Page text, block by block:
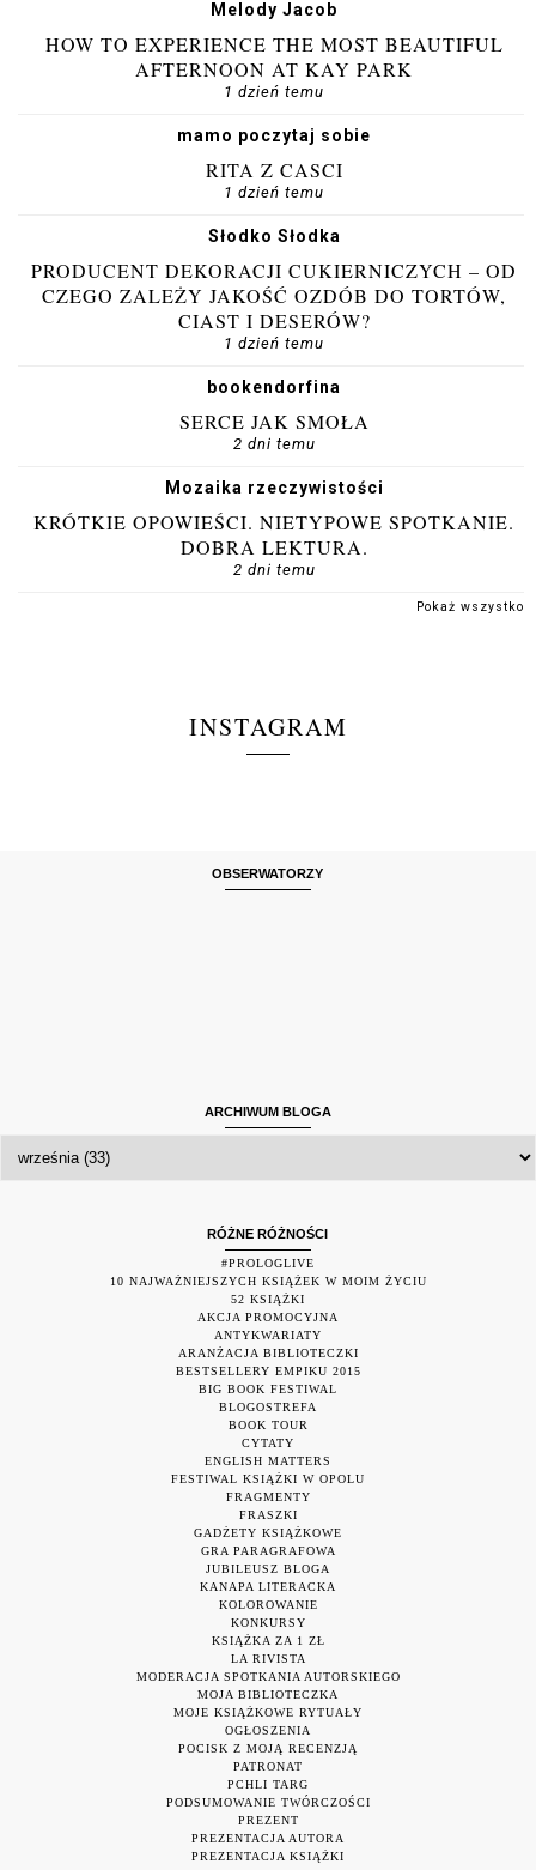
Melody Jacob
HOW TO EXPERIENCE THE MOST BEAUTIFUL
AFTERNOON AT KAY PARK
1 dzień temu
mamo poczytaj sobie
RITA Z CASCI
1 dzień temu
Słodko Słodka
PRODUCENT DEKORACJI CUKIERNICZYCH – OD
CZEGO ZALEŻY JAKOŚĆ OZDÓB DO TORTÓW,
CIAST I DESERÓW?
1 dzień temu
bookendorfina
SERCE JAK SMOŁA
2 dni temu
Mozaika rzeczywistości
KRÓTKIE OPOWIEŚCI. NIETYPOWE SPOTKANIE.
DOBRA LEKTURA.
2 dni temu
Pokaż wszystko
INSTAGRAM
OBSERWATORZY
ARCHIWUM BLOGA
RÓŻNE RÓŻNOŚCI
#PROLOGLIVE
10 NAJWAŻNIEJSZYCH KSIĄŻEK W MOIM ŻYCIU
52 KSIĄŻKI
AKCJA PROMOCYJNA
ANTYKWARIATY
ARANŻACJA BIBLIOTECZKI
BESTSELLERY EMPIKU 2015
BIG BOOK FESTIWAL
BLOGOSTREFA
BOOK TOUR
CYTATY
ENGLISH MATTERS
FESTIWAL KSIĄŻKI W OPOLU
FRAGMENTY
FRASZKI
GADŻETY KSIĄŻKOWE
GRA PARAGRAFOWA
JUBILEUSZ BLOGA
KANAPA LITERACKA
KOLOROWANIE
KONKURSY
KSIĄŻKA ZA 1 ZŁ
LA RIVISTA
MODERACJA SPOTKANIA AUTORSKIEGO
MOJA BIBLIOTECZKA
MOJE KSIĄŻKOWE RYTUAŁY
OGŁOSZENIA
POCISK Z MOJĄ RECENZJĄ
PATRONAT
PCHLI TARG
PODSUMOWANIE TWÓRCZOŚCI
PREZENT
PREZENTACJA AUTORA
PREZENTACJA KSIĄŻKI